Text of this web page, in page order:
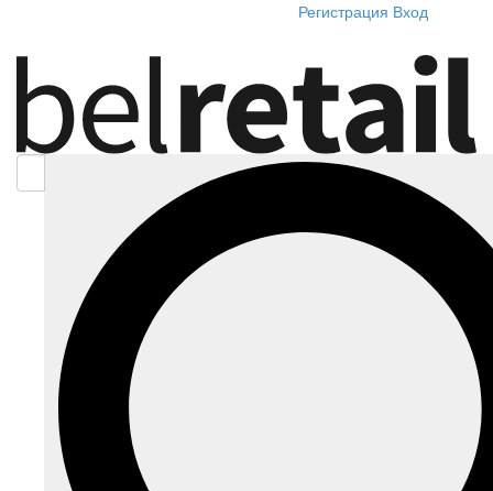
Регистрация Вход